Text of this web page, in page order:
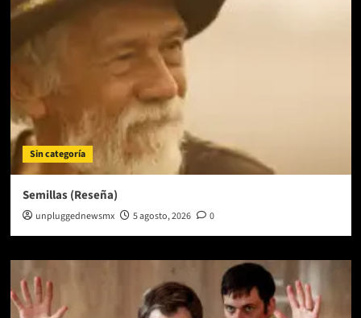
Sin categoría
Semillas (Reseña)
unpluggednewsmx 5 agosto, 2026 0